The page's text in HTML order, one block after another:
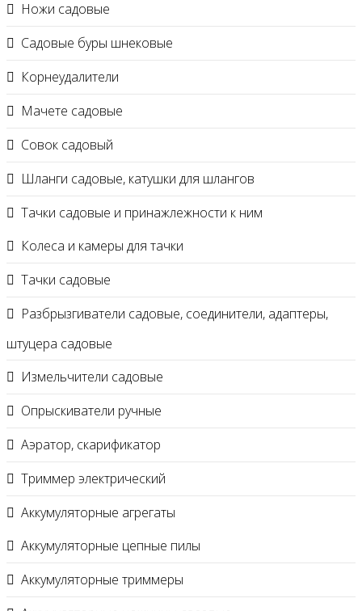
Ножи садовые
Садовые буры шнековые
Корнеудалители
Мачете садовые
Совок садовый
Шланги садовые, катушки для шлангов
Тачки садовые и принажлежности к ним
Колеса и камеры для тачки
Тачки садовые
Разбрызгиватели садовые, соединители, адаптеры,
штуцера садовые
Измельчители садовые
Опрыскиватели ручные
Аэратор, скарификатор
Триммер электрический
Аккумуляторные агрегаты
Аккумуляторные цепные пилы
Аккумуляторные триммеры